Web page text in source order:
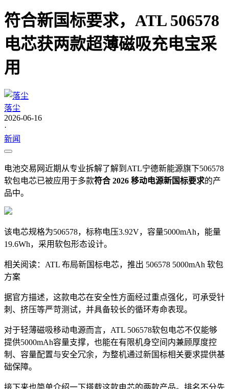
符合新国标要求，ATL 506578
电芯获两款超薄磁吸充电宝采
用
落尘
2026-06-16
·
新闻
电池交易网近期从专业拆解了解到ATL宁德新能源旗下506578
软包电芯已被应用于多款符合 2026 移动电源新国标要求的产
品中。
该电芯规格为506578，标称电压3.92V，容量5000mAh，能量
19.6Wh，采用软包形态设计。
相关阅读：ATL 布局新国标电芯，推出 506578 5000mAh 软包
方案
据官方描述，这款电芯在安全性方面经过重点强化，可承受针
刺、挤压等严苛测试，并具备较长的循环寿命表现。
对于轻薄磁吸移动电源而言，ATL 506578软包电芯不仅能够
提供5000mAh容量支撑，也能在有限机身空间内兼顾厚度控
制、容量配置与安全冗余，为整机通过新国标相关要求提供基
础保障。
接下来也简单介绍一下搭载这款电芯的两款产品。排名不分先